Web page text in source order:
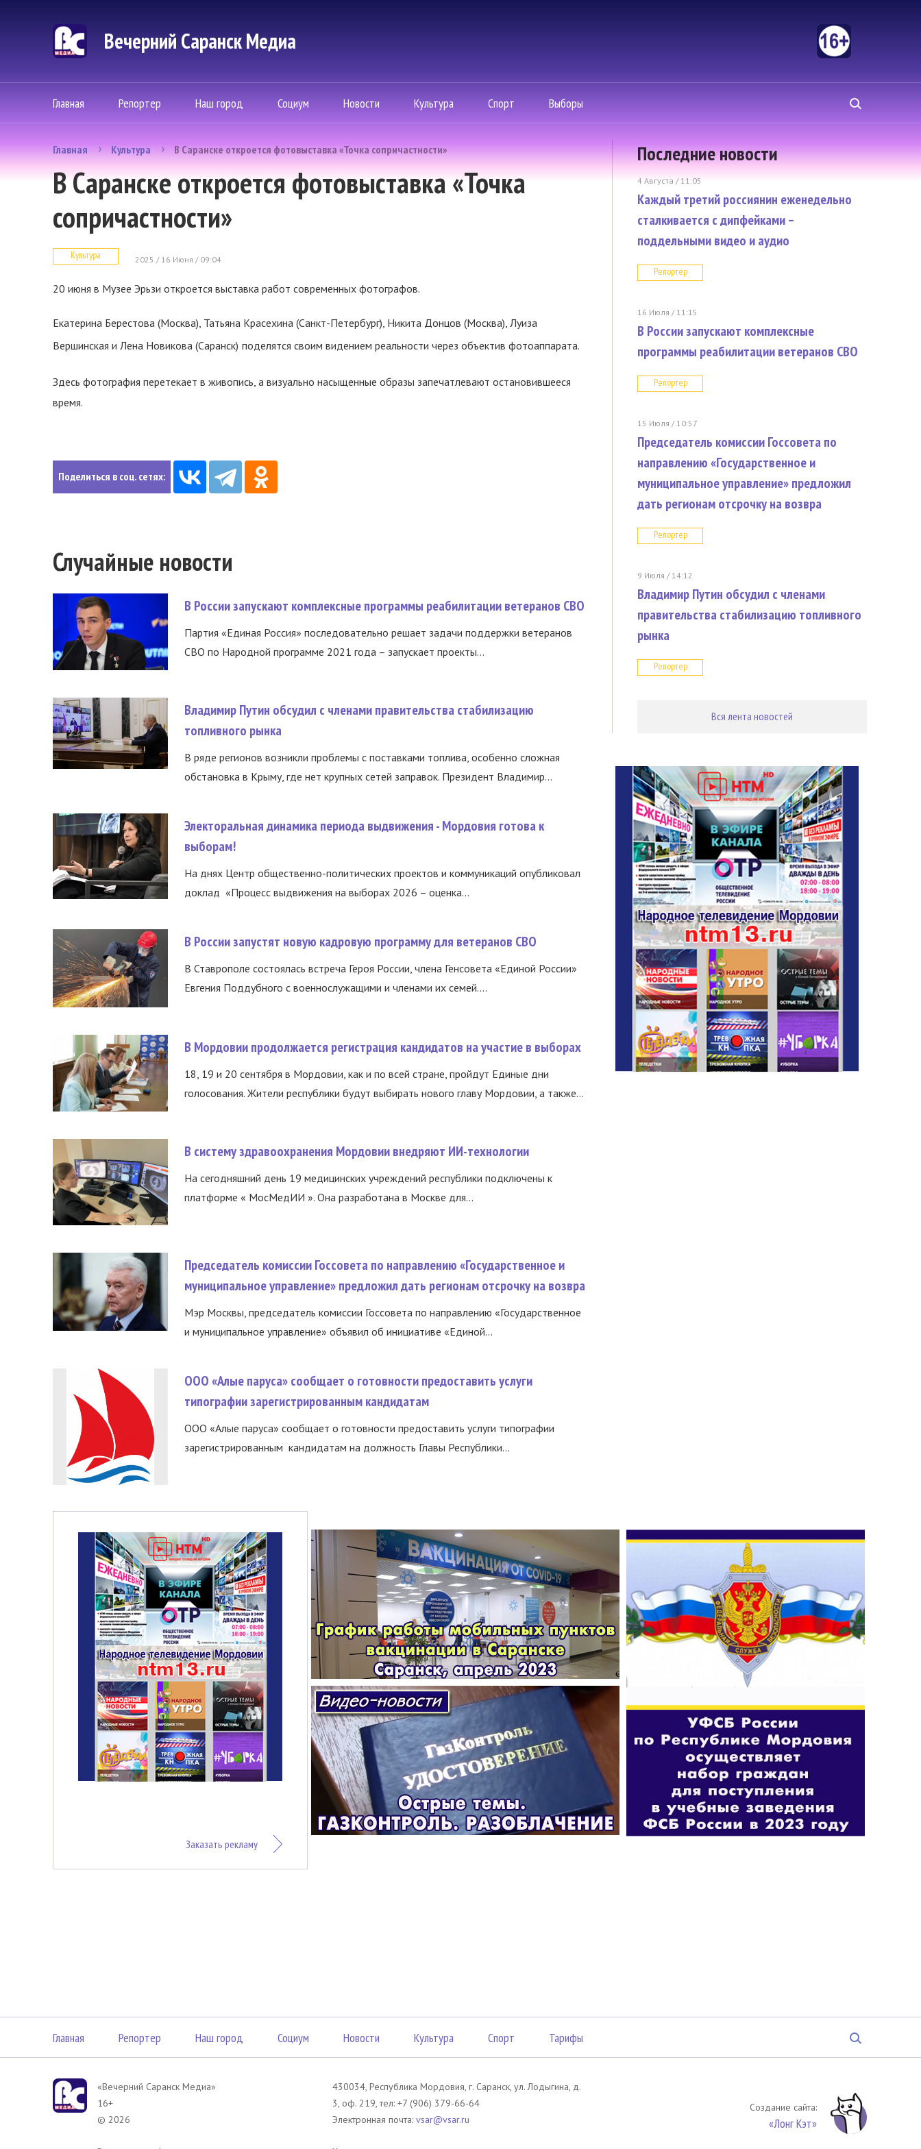
Вечерний Саранск Mедиа
Главная Репортер Наш город Социум Новости Культура Спорт Выборы
Главная Культура В Саранске откроется фотовыставка «Точка сопричастности»
В Саранске откроется фотовыставка «Точка
сопричастности»
Культура 2025 / 16 Июня / 09:04
20 июня в Музее Эрьзи откроется выставка работ современных фотографов.
Екатерина Берестова (Москва), Татьяна Красехина (Санкт-Петербург), Никита Донцов (Москва), Луиза
Вершинская и Лена Новикова (Саранск) поделятся своим видением реальности через объектив фотоаппарата.
Здесь фотография перетекает в живопись, а визуально насыщенные образы запечатлевают остановившееся
время.
Поделиться в соц. сетях:
Случайные новости
В России запускают комплексные программы реабилитации ветеранов СВО
Партия «Единая Россия» последовательно решает задачи поддержки ветеранов
СВО по Народной программе 2021 года – запускает проекты...
Владимир Путин обсудил с членами правительства стабилизацию
топливного рынка
В ряде регионов возникли проблемы с поставками топлива, особенно сложная
обстановка в Крыму, где нет крупных сетей заправок. Президент Владимир...
Электоральная динамика периода выдвижения - Мордовия готова к
выборам!
На днях Центр общественно-политических проектов и коммуникаций опубликовал
доклад «Процесс выдвижения на выборах 2026 – оценка...
В России запустят новую кадровую программу для ветеранов СВО
В Ставрополе состоялась встреча Героя России, члена Генсовета «Единой России»
Евгения Поддубного с военнослужащими и членами их семей....
В Мордовии продолжается регистрация кандидатов на участие в выборах
18, 19 и 20 сентября в Мордовии, как и по всей стране, пройдут Единые дни
голосования. Жители республики будут выбирать нового главу Мордовии, а также...
В систему здравоохранения Мордовии внедряют ИИ-технологии
На сегодняшний день 19 медицинских учреждений республики подключены к
платформе « МосМедИИ ». Она разработана в Москве для...
Председатель комиссии Госсовета по направлению «Государственное и
муниципальное управление» предложил дать регионам отсрочку на возвра
Мэр Москвы, председатель комиссии Госсовета по направлению «Государственное
и муниципальное управление» объявил об инициативе «Единой...
ООО «Алые паруса» сообщает о готовности предоставить услуги
типографии зарегистрированным кандидатам
ООО «Алые паруса» сообщает о готовности предоставить услуги типографии
зарегистрированным кандидатам на должность Главы Республики...
Последние новости
4 Августа / 11:05
Каждый третий россиянин еженедельно
сталкивается с дипфейками –
поддельными видео и аудио
Репортер
16 Июля / 11:15
В России запускают комплексные
программы реабилитации ветеранов СВО
Репортер
15 Июля / 10:57
Председатель комиссии Госсовета по
направлению «Государственное и
муниципальное управление» предложил
дать регионам отсрочку на возвра
Репортер
9 Июля / 14:12
Владимир Путин обсудил с членами
правительства стабилизацию топливного
рынка
Репортер
Вся лента новостей
Заказать рекламу
Главная Репортер Наш город Социум Новости Культура Спорт Тарифы
«Вечерний Саранск Mедиа»
16+
© 2026
430034, Республика Мордовия, г. Саранск, ул. Лодыгина, д.
3, оф. 219, тел: +7 (906) 379-66-64
Электронная почта: vsar@vsar.ru
Создание сайта:
«Лонг Кэт»